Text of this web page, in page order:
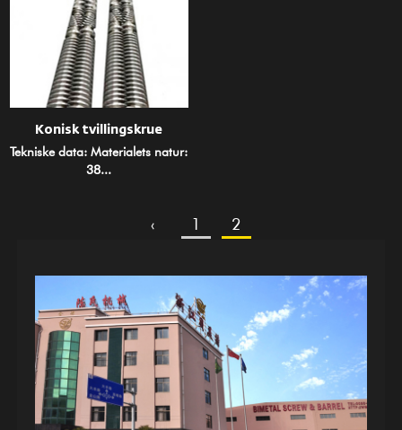
Konisk tvillingskrue
Tekniske data: Materialets natur:
38...
‹ 1 2